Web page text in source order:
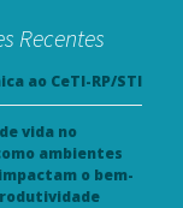
Recentes
ao CeTI-RP/STI
vida no
ambientes
o bem-